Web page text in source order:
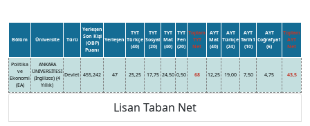
Bölüm Üniversite Türü
Yerleşen
Son Kişi
(OBP)
Puanı
Yerleşen
TYT
Türkçe
(40)
TYT
Sosyal
(20)
TYT
Mat
(40)
TYT
Fen
(20)
Toplam
TYT
Net
AYT
Mat
(40)
AYT
Türkçe
(24)
AYT
Tarih1
(10)
AYT
Coğrafya1
(6)
Toplam
AYT
Net
Politika
ve
Ekonomi
(EA)
ANKARA
ÜNİVERSİTESİ
(İngilizce) (4
Yıllık)
Devlet 455,242 47 25,25 17,75 24,50 0,50 68 12,25 19,00 7,50 4,75 43,5
Lisan Taban Net